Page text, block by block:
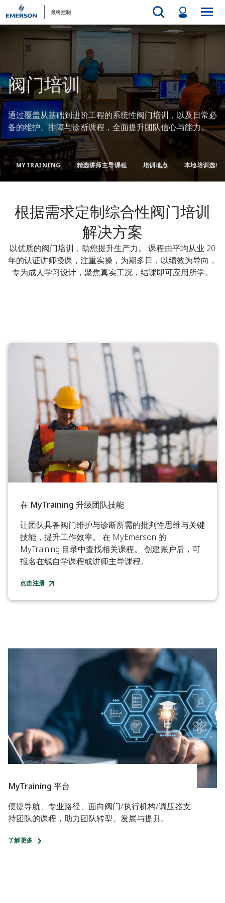
最终控制
阀门培训
通过覆盖从基础到进阶工程的系统性阀门培训，以及日常必
备的维护、排障与诊断课程，全面提升团队信心与能力。
MYTRAINING 精选讲师主导课程 培训地点 本地培训选项
根据需求定制综合性阀门培训
解决方案
以优质的阀门培训，助您提升生产力。 课程由平均从业 20
年的认证讲师授课，注重实操，为期多日，以绩效为导向，
专为成人学习设计，聚焦真实工况，结课即可应用所学。
在 MyTraining 升级团队技能
让团队具备阀门维护与诊断所需的批判性思维与关键
技能，提升工作效率。 在 MyEmerson 的
MyTraining 目录中查找相关课程。 创建账户后，可
报名在线自学课程或讲师主导课程。
点击注册
MyTraining 平台
便捷导航、专业路径、面向阀门/执行机构/调压器支
持团队的课程，助力团队转型、发展与提升。
了解更多